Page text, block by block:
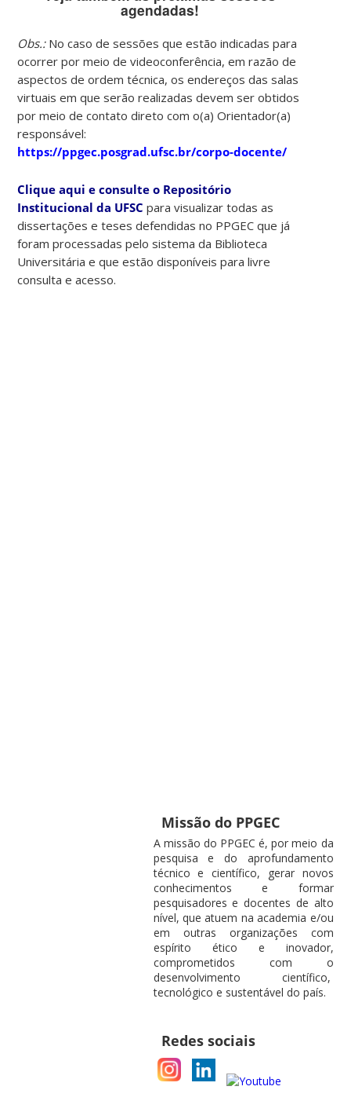
agendadas!
Obs.:No caso de sessões que estão indicadas para
ocorrer por meio de videoconferência, em razão de
aspectos de ordem técnica, os endereços das salas
virtuais em que serão realizadas devem ser obtidos
por meio de contato direto com o(a) Orientador(a)
responsável:
https://ppgec.posgrad.ufsc.br/corpo-docente/
Clique aqui e consulte o Repositório
Institucional da UFSCpara visualizar todas as
dissertações e teses defendidas no PPGEC que já
foram processadas pelo sistema da Biblioteca
Universitária e que estão disponíveis para livre
consulta e acesso.
Missão do PPGEC
A missão do PPGEC é, por meio da
pesquisa e do aprofundamento
técnico e científico, gerar novos
conhecimentos e formar
pesquisadores e docentes de alto
nível, que atuem na academia e/ou
em outras organizações com
espírito ético e inovador,
comprometidos com o
desenvolvimento científico,
tecnológico e sustentável do país.
Redes sociais